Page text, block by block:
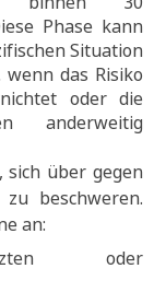
Phase kann
Situation
das Risiko
oder die
anderweitig
sich über gegen
beschweren.
an:
oder